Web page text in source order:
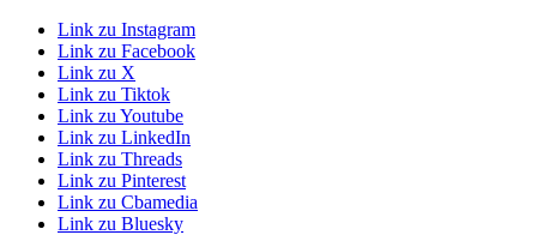
Link zu Instagram
Link zu Facebook
Link zu X
Link zu Tiktok
Link zu Youtube
Link zu LinkedIn
Link zu Threads
Link zu Pinterest
Link zu Cbamedia
Link zu Bluesky